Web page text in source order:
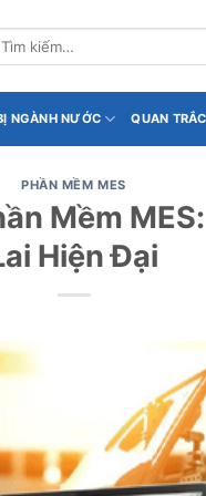
NGÀNH NƯỚC QUAN
PHẦN MỀM MES
Mềm
Hiện Đại